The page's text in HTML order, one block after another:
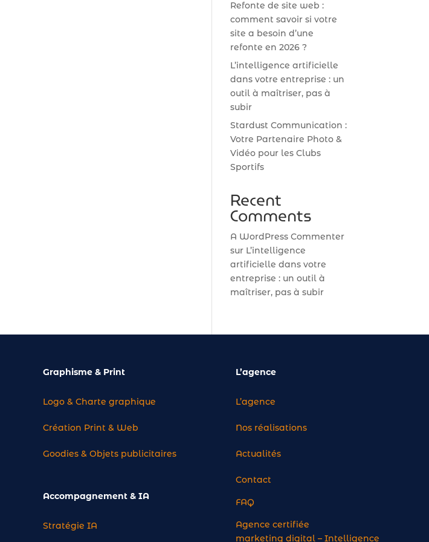
Refonte de site web :
comment savoir si votre
site a besoin d’une
refonte en 2026 ?
L’intelligence artificielle
dans votre entreprise : un
outil à maîtriser, pas à
subir
Stardust Communication :
Votre Partenaire Photo &
Vidéo pour les Clubs
Sportifs
Recent
Comments
A WordPress Commenter
sur L’intelligence
artificielle dans votre
entreprise : un outil à
maîtriser, pas à subir
Graphisme & Print
Logo & Charte graphique
Création Print & Web
Goodies & Objets publicitaires
Accompagnement & IA
Stratégie IA
L’agence
L’agence
Nos réalisations
Actualités
Contact
FAQ
Agence certifiée
marketing digital – Intelligence
Cerebro
Bonjour ! Je suis Cerebro, le super
assistant de Stardust
Comment puis-je vous aider ?